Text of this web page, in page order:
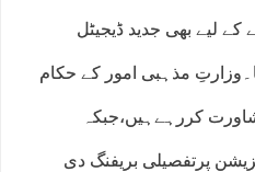
کے لیے بھی جدید ڈیجیٹل
مذہبی امور کے حکام
کررہےہیں،جبکہ
پرتفصیلی بریفنگ دی